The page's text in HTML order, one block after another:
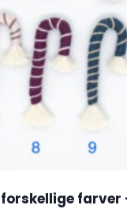
farver